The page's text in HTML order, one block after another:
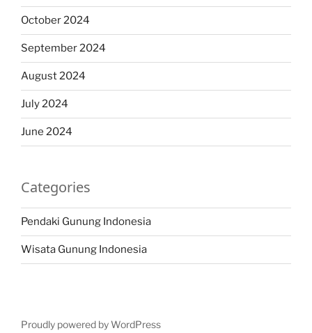
October 2024
September 2024
August 2024
July 2024
June 2024
Categories
Pendaki Gunung Indonesia
Wisata Gunung Indonesia
Proudly powered by WordPress